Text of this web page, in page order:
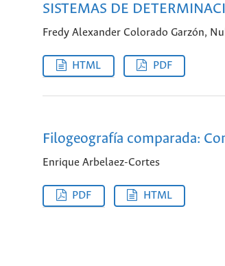
SISTEMAS DE
Fredy Alexander Colorado Garzón,
HTML PDF
Filogeografía comparada:
Enrique Arbelaez-Cortes
PDF HTML